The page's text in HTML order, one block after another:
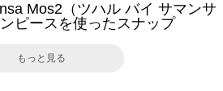
Mos2（ツハル バイ サマンサ
ピースを使ったスナップ
もっと見る